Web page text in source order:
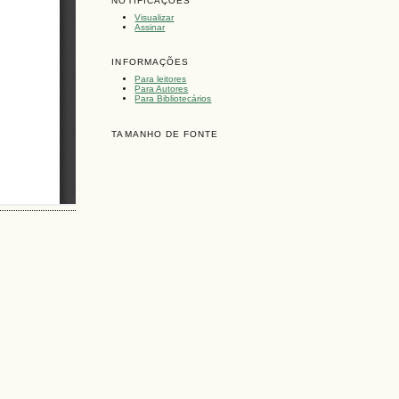
Visualizar
Assinar
INFORMAÇÕES
Para leitores
Para Autores
Para Bibliotecários
TAMANHO DE FONTE